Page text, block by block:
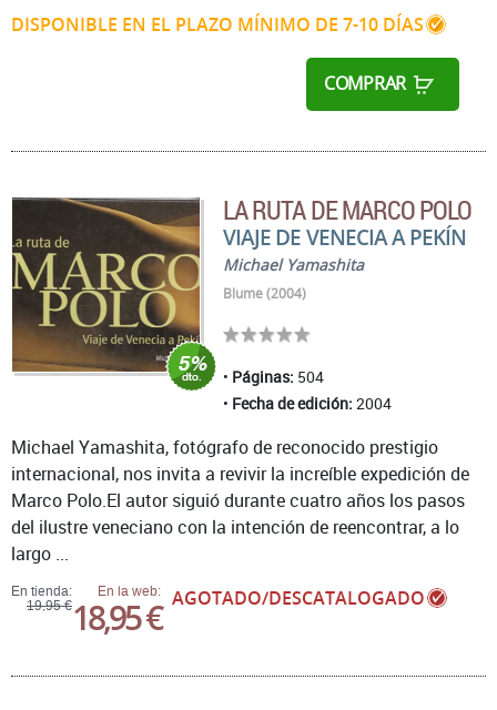
DISPONIBLE EN EL PLAZO MÍNIMO DE 7-10 DÍAS
COMPRAR
LA RUTA DE MARCO POLO
VIAJE DE VENECIA A PEKÍN
Michael Yamashita
Blume (2004)
Páginas: 504
Fecha de edición: 2004
En tienda:
19,95 €
En la web:
18,95 € AGOTADO/DESCATALOGADO
Michael Yamashita, fotógrafo de reconocido prestigio
internacional, nos invita a revivir la increíble expedición de
Marco Polo.El autor siguió durante cuatro años los pasos
del ilustre veneciano con la intención de reencontrar, a lo
largo ...